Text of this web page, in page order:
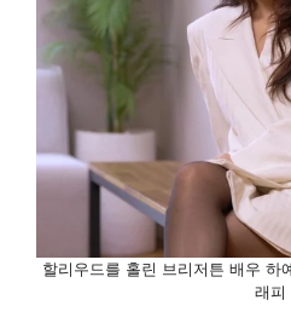
할리우드를 홀린 브리저튼 배우 하
래피